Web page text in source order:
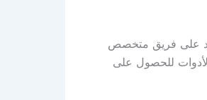
على فريق متخصص
للحصول على